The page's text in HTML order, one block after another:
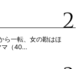
ら一転、女の勘はほ
マ（40…